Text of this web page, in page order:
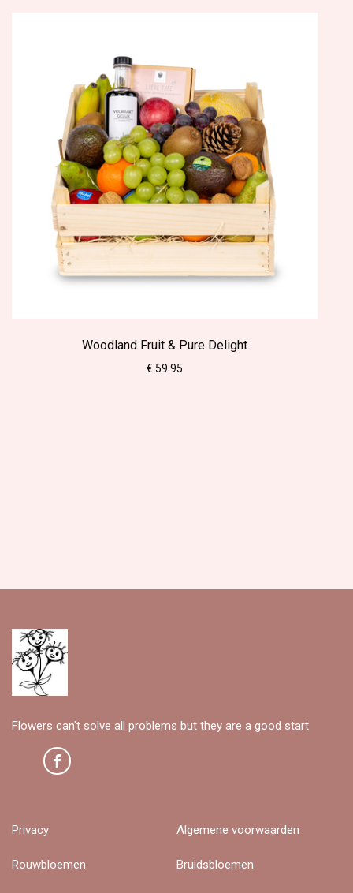
Woodland Fruit & Pure Delight
€ 59.95
Flowers can't solve all problems but they are a good start
Privacy Algemene voorwaarden
Rouwbloemen Bruidsbloemen